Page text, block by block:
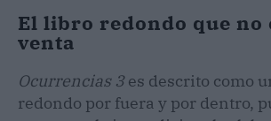
El libro redondo que no
venta
Ocurrencias 3es descrito como
redondo por fuera y por dentro,